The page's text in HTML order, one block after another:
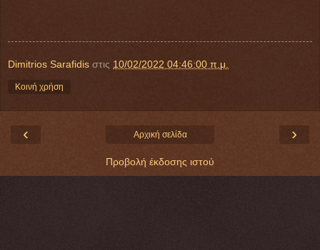
Dimitrios Sarafidis στις 10/02/2022 04:46:00 π.μ.
Κοινή χρήση
‹ ›
Αρχική σελίδα
Προβολή έκδοσης ιστού